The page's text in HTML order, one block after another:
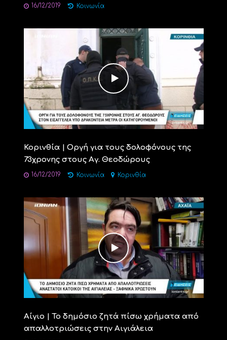
16/12/2019 Κοινωνία
Κορινθία | Οργή για τους δολοφόνους της
73χρονης στους Αγ. Θεοδώρους
16/12/2019 Κοινωνία Κορινθία
Αίγιο | Το δημόσιο ζητά πίσω χρήματα από
απαλλοτριώσεις στην Αιγιάλεια